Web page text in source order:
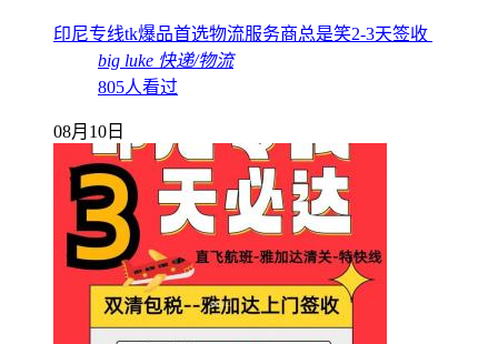
印尼专线tk爆品首选物流服务商总是笑2-3天签收
big luke 快递/物流
805人看过
08月10日